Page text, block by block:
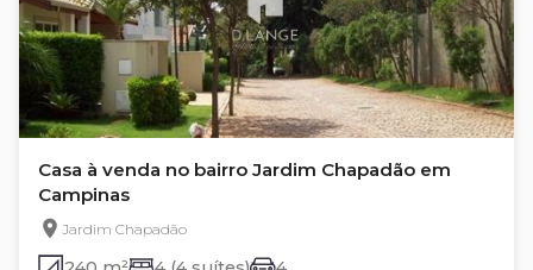
Casa à venda no bairro Jardim Chapadão em
Campinas
Jardim Chapadão